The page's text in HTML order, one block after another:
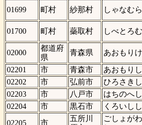
01699
町村 紗那村 しゃなむら
01700
町村 蘂取村 しべとろ
02000
都道府
県
青森県 あおもり
02201 市 青森市 あおもりし
02202
市 弘前市 ひろさきし
02203
市 八戸市 はちのへし
02204
市 黒石市 くろいしし
02205
市
五所川
ごしょが